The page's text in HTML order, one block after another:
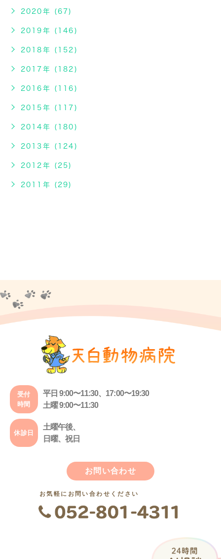
2020年 (67)
2019年 (146)
2018年 (152)
2017年 (182)
2016年 (116)
2015年 (117)
2014年 (180)
2013年 (124)
2012年 (25)
2011年 (29)
受付
時間
平日 9:00〜11:30、17:00〜19:30
土曜 9:00〜11:30
休診日
土曜午後、
日曜、祝日
お問い合わせ
お気軽にお問い合わせください